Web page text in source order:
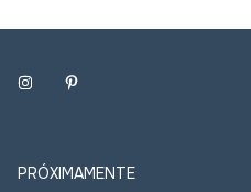
PRÓXIMAMENTE